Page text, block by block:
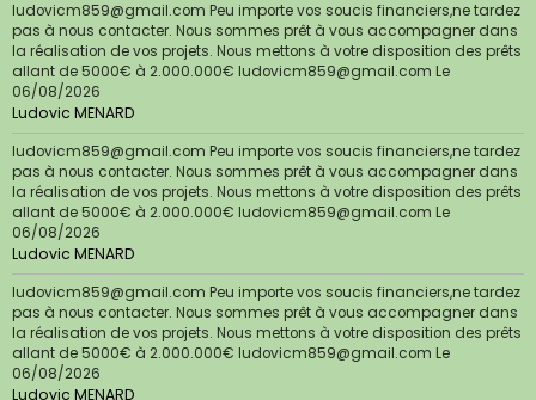
ludovicm859@gmail.com Peu importe vos soucis financiers,ne tardez
pas à nous contacter. Nous sommes prêt à vous accompagner dans
la réalisation de vos projets. Nous mettons à votre disposition des prêts
allant de 5000€ à 2.000.000€ ludovicm859@gmail.com Le
06/08/2026
Ludovic MENARD
ludovicm859@gmail.com Peu importe vos soucis financiers,ne tardez
pas à nous contacter. Nous sommes prêt à vous accompagner dans
la réalisation de vos projets. Nous mettons à votre disposition des prêts
allant de 5000€ à 2.000.000€ ludovicm859@gmail.com Le
06/08/2026
Ludovic MENARD
ludovicm859@gmail.com Peu importe vos soucis financiers,ne tardez
pas à nous contacter. Nous sommes prêt à vous accompagner dans
la réalisation de vos projets. Nous mettons à votre disposition des prêts
allant de 5000€ à 2.000.000€ ludovicm859@gmail.com Le
06/08/2026
Ludovic MENARD